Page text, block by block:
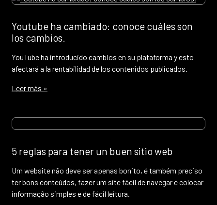
Youtube ha cambiado: conoce cuáles son
los cambios.
YouTube ha introducido cambios en su plataforma y esto
afectará a la rentabilidad de los contenidos publicados.
Leer más »
5 reglas para tener un buen sitio web
Um website não deve ser apenas bonito, é também preciso
ter bons conteúdos, fazer um site fácil de navegar e colocar
informação simples e de fácil leitura.